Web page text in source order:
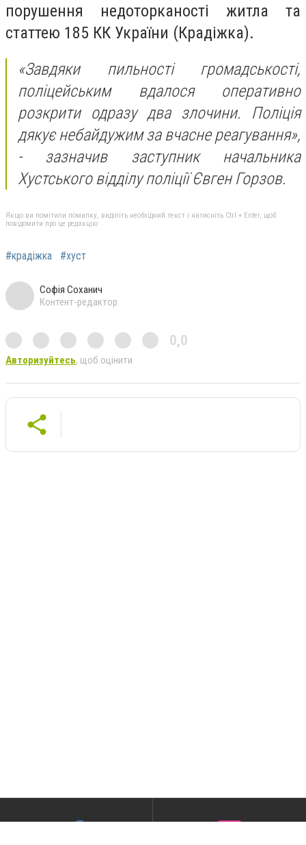
порушення недоторканості житла та
статтею 185 КК України (Крадіжка).
«Завдяки пильності громадськості,
поліцейським вдалося оперативно
розкрити одразу два злочини. Поліція
дякує небайдужим за вчасне реагування»,
- зазначив заступник начальника
Хустського відділу поліції Євген Горзов.
Якщо ви помітили помилку, виділіть необхідний текст і натисніть Ctrl + Enter, щоб
повідомити про це редакцію
#крадіжка #хуст
Софія Соханич
Контент-редактор
0,0
Авторизуйтесь, щоб оцінити